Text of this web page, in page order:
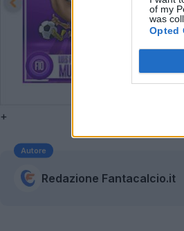
of my
was
Opted
+
Autore
Redazione Fantacalcio.it